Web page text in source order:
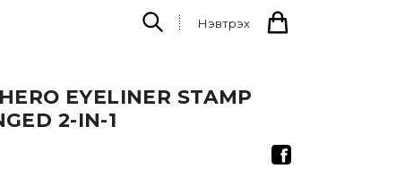
Нэвтрэх
EYELINER STAMP
2-IN-1